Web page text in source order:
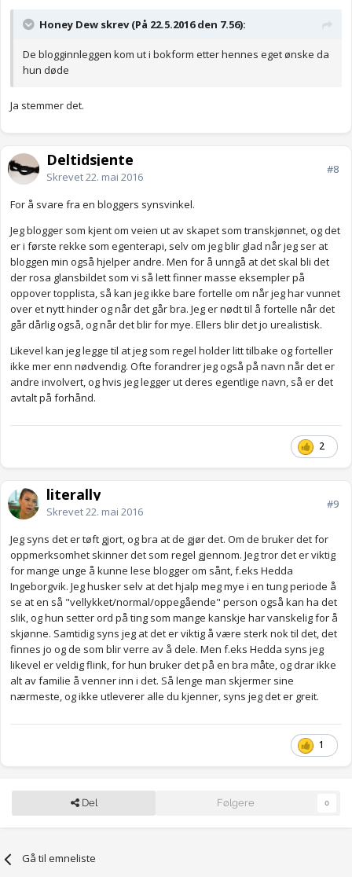
Honey Dew skrev (På 22.5.2016 den 7.56):
De blogginnleggen kom ut i bokform etter hennes eget ønske da
hun døde
Ja stemmer det.
Deltidsjente
Skrevet22. mai 2016
#8
For å svare fra en bloggers synsvinkel.
Jeg blogger som kjent om veien ut av skapet som transkjønnet, og det
er i første rekke som egenterapi, selv om jeg blir glad når jeg ser at
bloggen min også hjelper andre. Men for å unngå at det skal bli det
der rosa glansbildet som vi så lett finner masse eksempler på
oppover topplista, så kan jeg ikke bare fortelle om når jeg har vunnet
over et nytt hinder og når det går bra. Jeg er nødt til å fortelle når det
går dårlig også, og når det blir for mye. Ellers blir det jo urealistisk.
Likevel kan jeg legge til at jeg som regel holder litt tilbake og forteller
ikke mer enn nødvendig. Ofte forandrer jeg også på navn når det er
andre involvert, og hvis jeg legger ut deres egentlige navn, så er det
avtalt på forhånd.
2
literally
Skrevet22. mai 2016
#9
Jeg syns det er tøft gjort, og bra at de gjør det. Om de bruker det for
oppmerksomhet skinner det som regel gjennom. Jeg tror det er viktig
for mange unge å kunne lese blogger om sånt, f.eks Hedda
Ingeborgvik. Jeg husker selv at det hjalp meg mye i en tung periode å
se at en så "vellykket/normal/oppegående" person også kan ha det
slik, og hun setter ord på ting som mange kanskje har vanskelig for å
skjønne. Samtidig syns jeg at det er viktig å være sterk nok til det, det
finnes jo og de som blir verre av å dele. Men f.eks Hedda syns jeg
likevel er veldig flink, for hun bruker det på en bra måte, og drar ikke
alt av familie å venner inn i det. Så lenge man skjermer sine
nærmeste, og ikke utleverer alle du kjenner, syns jeg det er greit.
1
Del Følgere 0
Gå til emneliste